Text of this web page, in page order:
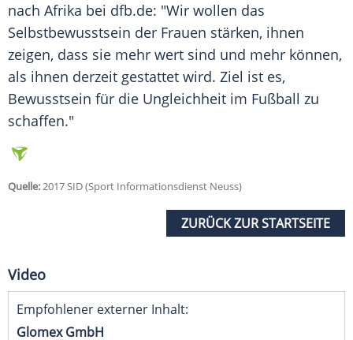
nach Afrika bei dfb.de: "Wir wollen das
Selbstbewusstsein der Frauen stärken, ihnen
zeigen, dass sie mehr wert sind und mehr können,
als ihnen derzeit gestattet wird. Ziel ist es,
Bewusstsein für die Ungleichheit im Fußball zu
schaffen."
Quelle:2017 SID (Sport Informationsdienst Neuss)
ZURÜCK ZUR STARTSEITE
Video
Empfohlener externer Inhalt:
Glomex GmbH